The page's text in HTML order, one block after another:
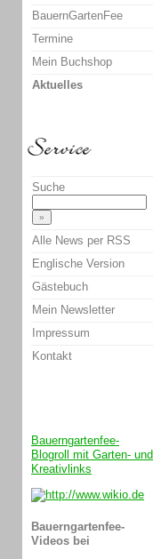
BauernGartenFee
Termine
Mein Buchshop
Aktuelles
Suche
Alle News per RSS
Englische Version
Gästebuch
Mein Newsletter
Impressum
Kontakt
Bauerngartenfee-
Blogroll mit Garten- und
Kreativlinks
Bauerngartenfee-
Videos bei